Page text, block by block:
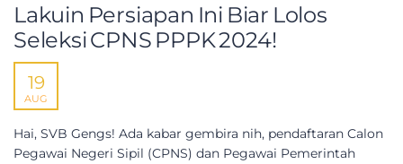
Lakuin Persiapan Ini Biar Lolos
Seleksi CPNS PPPK 2024!
19
AUG
Hai, SVB Gengs! Ada kabar gembira nih, pendaftaran Calon
Pegawai Negeri Sipil (CPNS) dan Pegawai Pemerintah